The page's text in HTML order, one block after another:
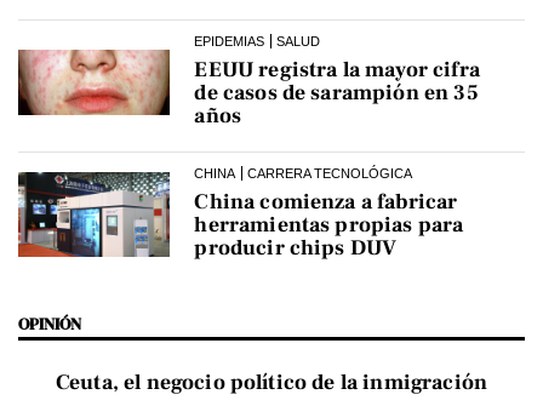
EPIDEMIAS SALUD
EEUU registra la mayor cifra
de casos de sarampión en 35
años
CHINA CARRERA TECNOLÓGICA
China comienza a fabricar
herramientas propias para
producir chips DUV
OPINIÓN
Ceuta, el negocio político de la inmigración